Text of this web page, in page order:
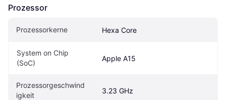
Prozessor
Prozessorkerne Hexa Core
System on Chip
(SoC)
Apple A15
Prozessorgeschwind
igkeit
3.23 GHz